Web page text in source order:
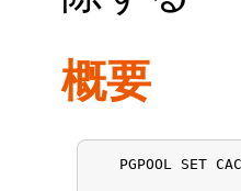
概要
PGPOOL SET